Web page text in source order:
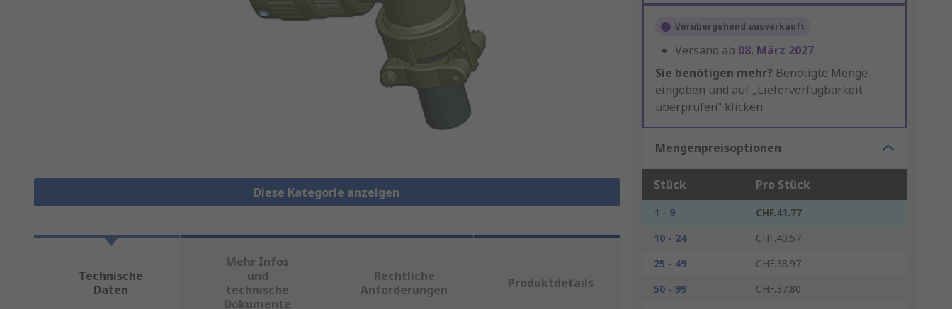
Diese Kategorie anzeigen
Vorübergehend ausverkauft
Versand ab 08. März 2027
Sie benötigen mehr? Benötigte Menge
eingeben und auf „Lieferverfügbarkeit
überprüfen“ klicken.
Mengenpreisoptionen
Stück Pro Stück
1 - 9
CHF.41.77
10 - 24
CHF.40.57
25 - 49
CHF.38.97
50 - 99
CHF.37.80
Technische
Daten
Mehr Infos
und
technische
Dokumente
Rechtliche
Anforderungen
Produktdetails